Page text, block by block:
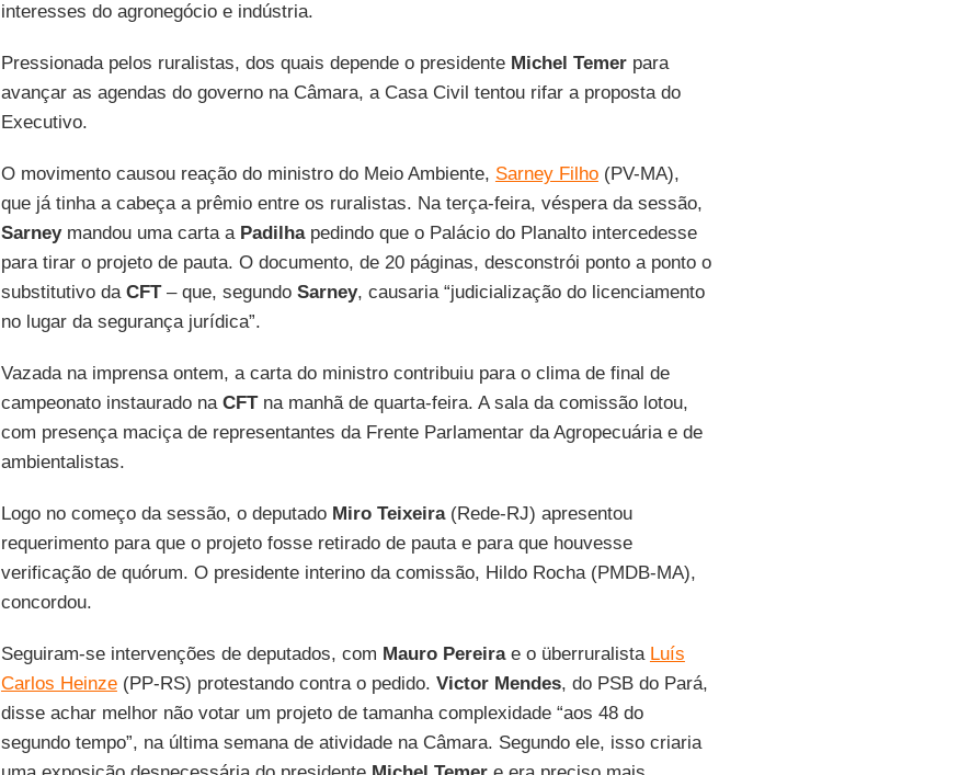
interesses do agronegócio e indústria.
Pressionada pelos ruralistas, dos quais depende o presidente Michel Temerpara
avançar as agendas do governo na Câmara, a Casa Civil tentou rifar a proposta do
Executivo.
O movimento causou reação do ministro do Meio Ambiente, Sarney Filho(PV-MA),
que já tinha a cabeça a prêmio entre os ruralistas. Na terça-feira, véspera da sessão,
Sarneymandou uma carta a Padilhapedindo que o Palácio do Planalto intercedesse
para tirar o projeto de pauta. O documento, de 20 páginas, desconstrói ponto a ponto o
substitutivo da CFT– que, segundo Sarney, causaria “judicialização do licenciamento
no lugar da segurança jurídica”.
Vazada na imprensa ontem, a carta do ministro contribuiu para o clima de final de
campeonato instaurado na CFTna manhã de quarta-feira. A sala da comissão lotou,
com presença maciça de representantes da Frente Parlamentar da Agropecuária e de
ambientalistas.
Logo no começo da sessão, o deputado Miro Teixeira(Rede-RJ) apresentou
requerimento para que o projeto fosse retirado de pauta e para que houvesse
verificação de quórum. O presidente interino da comissão, Hildo Rocha (PMDB-MA),
concordou.
Seguiram-se intervenções de deputados, com Mauro Pereirae o überruralista Luís
Carlos Heinze(PP-RS) protestando contra o pedido. Victor Mendes, do PSB do Pará,
disse achar melhor não votar um projeto de tamanha complexidade “aos 48 do
segundo tempo”, na última semana de atividade na Câmara. Segundo ele, isso criaria